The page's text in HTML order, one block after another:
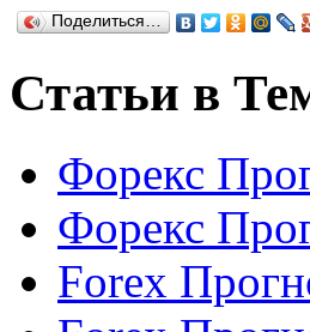
Поделиться…
Статьи в
Форекс
Форекс
Forex